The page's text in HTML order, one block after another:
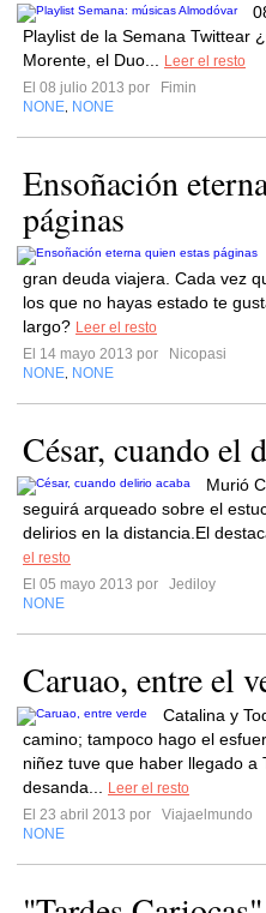
Playlist de la Semana Twittear
Morente, el Duo...
Leer el resto
El 08 julio 2013 por
Fimin
NONE NONE
Ensoñación
páginas
gran deuda viajera. Cada vez
los que no hayas estado te
largo? Leer el resto
El 14 mayo 2013 por
Nicopasi
NONE NONE
César, cuando el
Murió
seguirá arqueado sobre el
delirios en la distancia.El
el resto
El 05 mayo 2013 por
Jediloy
NONE
Caruao, entre el
Catalina y
camino; tampoco hago el
niñez tuve que haber llegado a
desanda...
Leer el resto
El 23 abril 2013 por
Viajaelmundo
NONE